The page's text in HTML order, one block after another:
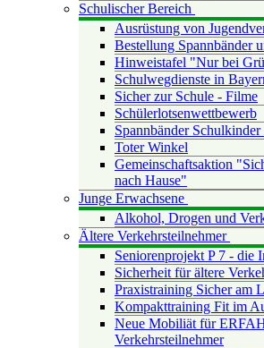
Schulischer Bereich
Ausrüstung von
Bestellung Spannbänder
Hinweistafel "Nur bei
Schulwegdienste in
Sicher zur Schule - Filme
Schülerlotsenwettbewerb
Spannbänder
Toter Winkel
Gemeinschaftsaktion
nach Hause"
Junge Erwachsene
Alkohol, Drogen und
Ältere Verkehrsteilnehmer
Seniorenprojekt P 7 - die
Sicherheit für ältere
Praxistraining Sicher am
Kompakttraining Fit im
Neue Mobiliät für
Verkehrsteilnehmer